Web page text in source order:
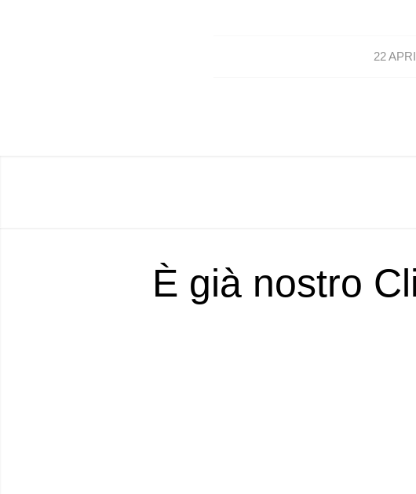
22
È già nostro